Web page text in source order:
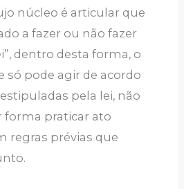
núcleo é articular que
a fazer ou não fazer
dentro desta forma, o
pode agir de acordo
pela lei, não
forma praticar ato
regras prévias que